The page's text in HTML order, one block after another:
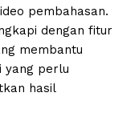
pembahasan.
dengan fitur
membantu
yang perlu
hasil